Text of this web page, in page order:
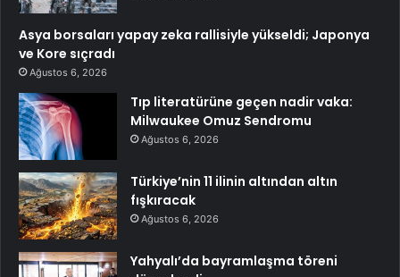
Asya borsaları yapay zeka rallisiyle yükseldi; Japonya
ve Kore sıçradı
Ağustos 6, 2026
Tıp literatürüne geçen nadir vaka:
Milwaukee Omuz Sendromu
Ağustos 6, 2026
Türkiye’nin 11 ilinin altından altın
fışkıracak
Ağustos 6, 2026
Yahyalı’da bayramlaşma töreni